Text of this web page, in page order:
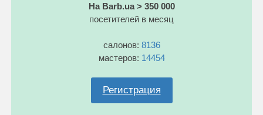
На Barb.ua > 350 000
посетителей в месяц
салонов: 8136
мастеров: 14454
Регистрация